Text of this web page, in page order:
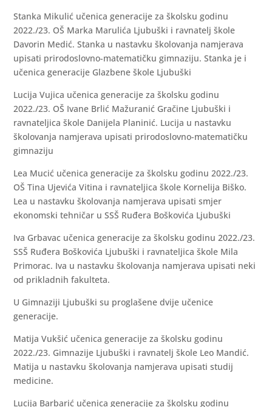
Stanka Mikulić učenica generacije za školsku godinu
2022./23. OŠ Marka Marulića Ljubuški i ravnatelj škole
Davorin Medić. Stanka u nastavku školovanja namjerava
upisati prirodoslovno-matematičku gimnaziju. Stanka je i
učenica generacije Glazbene škole Ljubuški
Lucija Vujica učenica generacije za školsku godinu
2022./23. OŠ Ivane Brlić Mažuranić Gračine Ljubuški i
ravnateljica škole Danijela Planinić. Lucija u nastavku
školovanja namjerava upisati prirodoslovno-matematičku
gimnaziju
Lea Mucić učenica generacije za školsku godinu 2022./23.
OŠ Tina Ujevića Vitina i ravnateljica škole Kornelija Biško.
Lea u nastavku školovanja namjerava upisati smjer
ekonomski tehničar u SSŠ Ruđera Boškovića Ljubuški
Iva Grbavac učenica generacije za školsku godinu 2022./23.
SSŠ Ruđera Boškovića Ljubuški i ravnateljica škole Mila
Primorac. Iva u nastavku školovanja namjerava upisati neki
od prikladnih fakulteta.
U Gimnaziji Ljubuški su proglašene dvije učenice
generacije.
Matija Vukšić učenica generacije za školsku godinu
2022./23. Gimnazije Ljubuški i ravnatelj škole Leo Mandić.
Matija u nastavku školovanja namjerava upisati studij
medicine.
Lucija Barbarić učenica generacije za školsku godinu